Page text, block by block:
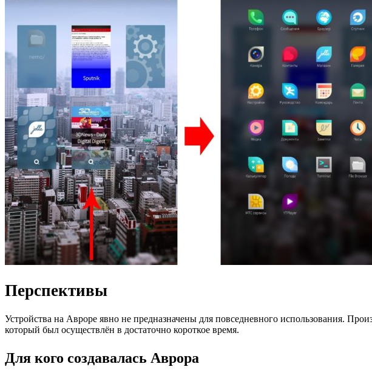
Перспективы
Устройства на Авроре явно не предназначены для повседневного использования.
который был осуществлён в достаточно короткое время.
Для кого создавалась Аврора